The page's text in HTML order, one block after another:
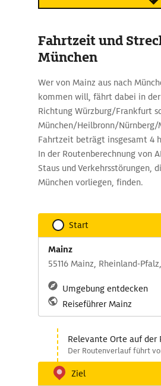
Fahrtzeit und
München
Wer von Mainz aus nach
kommen will, fährt dabei in
Richtung Würzburg/Frankfurt
München/Heilbronn/Nürnberg/
Fahrtzeit beträgt insgesamt 4
In der Routenberechnung von
Staus und Verkehrsstörungen,
München vorliegen, finden.
Start
Mainz
55116 Mainz, Rheinland-
Umgebung entdecken
Reiseführer Mainz
Relevante Orte auf der
Der Routenverlauf führt
Ziel